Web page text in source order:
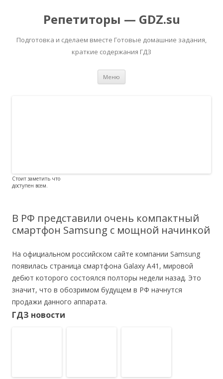
Репетиторы — GDZ.su
Подготовка и сделаем вместе Готовые домашние задания,
краткие содержания ГДЗ
Меню
Стоит заметить что
доступен всем.
В РФ представили очень компактный
смартфон Samsung с мощной начинкой
На официальном российском сайте компании Samsung
появилась страница смартфона Galaxy A41, мировой
дебют которого состоялся полторы недели назад. Это
значит, что в обозримом будущем в РФ начнутся
продажи данного аппарата.
ГДЗ новости